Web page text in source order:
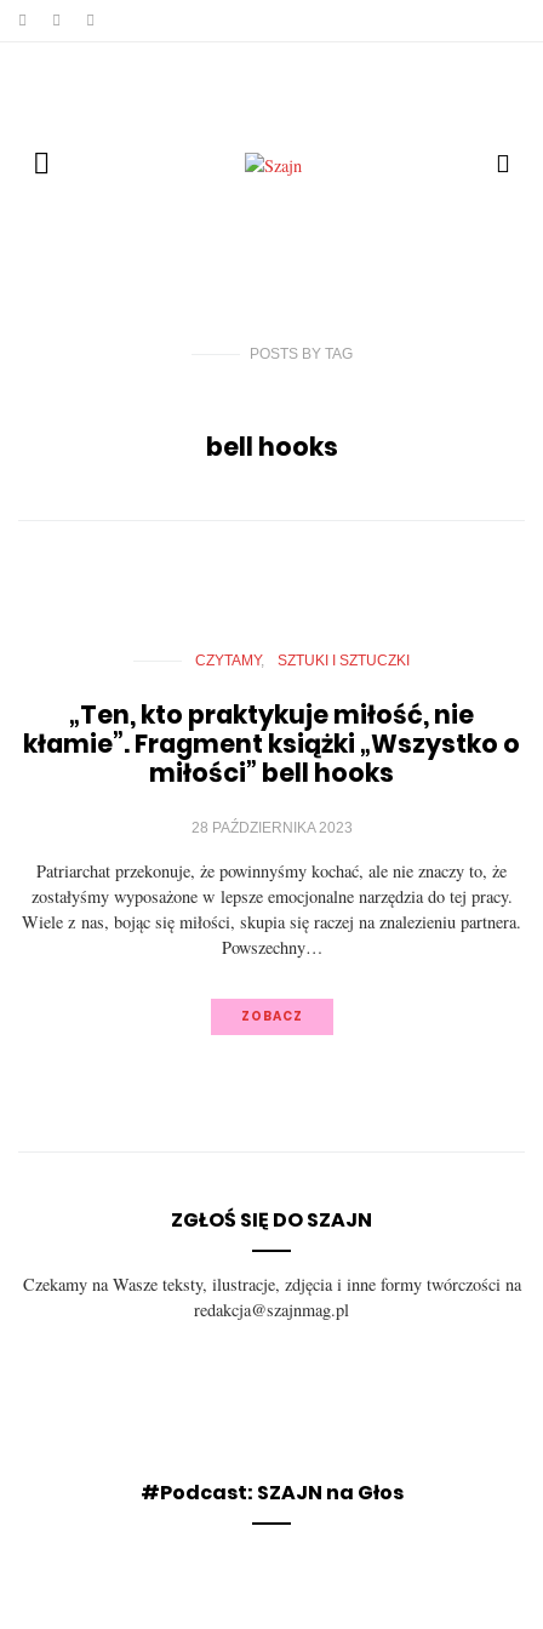
POSTS BYTAG
bell hooks
CZYTAMY SZTUKI I SZTUCZKI
„Ten, kto praktykuje miłość, nie
kłamie”. Fragment książki „Wszystko o
miłości” bell hooks
28 PAŹDZIERNIKA 2023
Patriarchat przekonuje, że powinnyśmy kochać, ale nie znaczy to, że
zostałyśmy wyposażone w lepsze emocjonalne narzędzia do tej pracy.
Wiele z nas, bojąc się miłości, skupia się raczej na znalezieniu partnera.
Powszechny…
ZOBACZ
ZGŁOŚ SIĘ DO SZAJN
Czekamy na Wasze teksty, ilustracje, zdjęcia i inne formy twórczości na
redakcja@szajnmag.pl
#Podcast: SZAJN na Głos